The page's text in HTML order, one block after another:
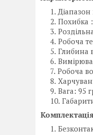
Похибка
Робоча
Глибина
Робоча
Вага: 95